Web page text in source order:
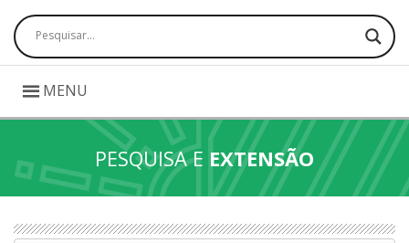
Pesquisar
MENU
PESQUISA E EXTENSÃO